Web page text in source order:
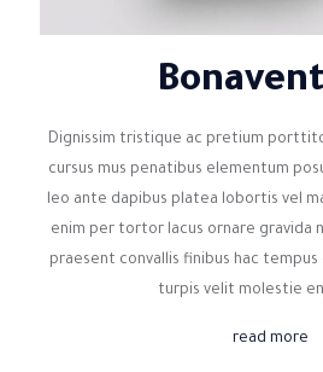
Dignissim tristique ac pretium
cursus mus penatibus elementum
leo ante dapibus platea lobortis vel
enim per tortor lacus ornare gravida
praesent convallis finibus hac
turpis velit molestie
read more